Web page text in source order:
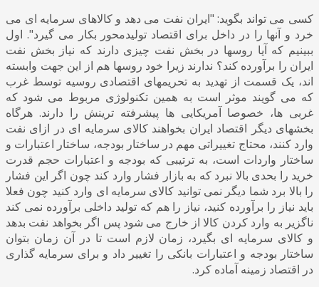
کسی می تواند بگوید: "ایران نفت می دهد و کالاهای سرمایه ای می
خرد و آنها را در داخل برای اقتصاد تولیدمحور بکار می گیرد". اول
ببینیم که آیا روسها در بخش نفت چیزی دارند که نیاز بخش نفت
ایران را برآورده کند؟ ندارند زیرا خود روسها هم از این جهت وابسته
اند، یک قسمت از تهدید به تحریمهای اقتصادی روسیه توسط غرب
که می گویند موثر است به همین تکنولوژی مربوط می شود که
غربی ها، خصوصا آمریکایی ها پیشرفته ترینش را دارند. هرگاه
بخشهای دیگر اقتصاد ایران بخواهند کالای سرمایه ای در ازای نفت
وارد کنند، محتاج تغییراتی مهم در ساختار بودجه، ساختار اعتبارات و
ساختار واردات است، به ترتیبی که بودجه و اعتبارات حجم قدرت
خرید را بحدی بالا نبرد که به بازار فشار وارد کند چون اگر این فشار
را بالا برد شما دیگر نمی توانید کالای سرمایه ای وارد کنید چون فعلا
باید نیاز را برآورده کنید، نیاز را هم که تولید داخلی برآورده نمی کند
ناگزیر به وارد کردن کالا از خارج می شود پس اگر بخواهد نفت بدهد
و کالای سرمایه ای بگیرد، زمان لازم است تا در آن زمان بتوان
ساختار بودجه و اعتبارات بانکی را تغییر داد و برای سرمایه گذاری
در اقتصاد زمینه آماده کرد.